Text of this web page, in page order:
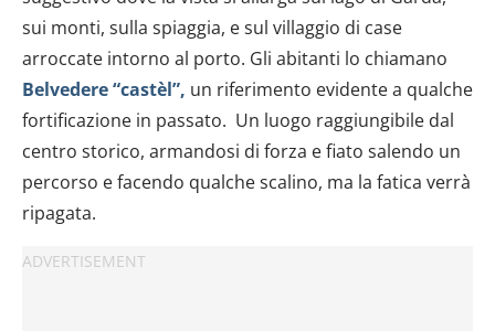
sui monti, sulla spiaggia, e sul villaggio di case
arroccate intorno al porto. Gli abitanti lo chiamano
Belvedere “castèl”, un riferimento evidente a qualche
fortificazione in passato. Un luogo raggiungibile dal
centro storico, armandosi di forza e fiato salendo un
percorso e facendo qualche scalino, ma la fatica verrà
ripagata.